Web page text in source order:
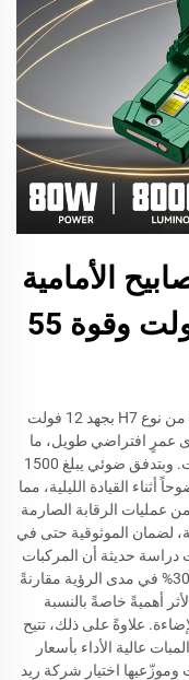
الأمامية
من نوع H7 بجهد 12 فولت وقوة 55
صمّمت شركة ريد سي مبة المصابيح الأمامية من نوع H7 بجهد 12 فولت
ومدى عمرٍ افتراضي طويل، ما
يجعلها خياراً مثالياً لأنظمة الإضاءة في المركبات. وبتدفق ضوئي يبلغ 1500
القيادة الليلية، مما
الرقابة الصارمة
لضمان الموثوقية حتى في
حديثة أن المركبات
المزوَّدة بمباتنا من نوع H7 سجّلت زيادةً بنسبة 30% في مدى الرؤية مقارنةً
أهميةً خاصةً بالنسبة
علاوةً على ذلك، تتيح
عالية الأداء بأسعار
اختيار شركة ريد